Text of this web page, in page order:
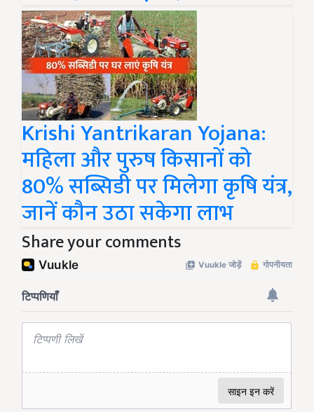
Krishi Yantrikaran Yojana:
महिला और पुरुष किसानों को
80% सब्सिडी पर मिलेगा कृषि यंत्र,
जानें कौन उठा सकेगा लाभ
Share your comments